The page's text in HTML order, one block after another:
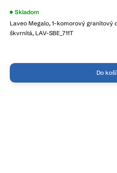
Laveo Megalo, 1-komorový granitový
škvrnitá, LAV-SBE_711T
Priemerné
produktu
je
Skladom
Do